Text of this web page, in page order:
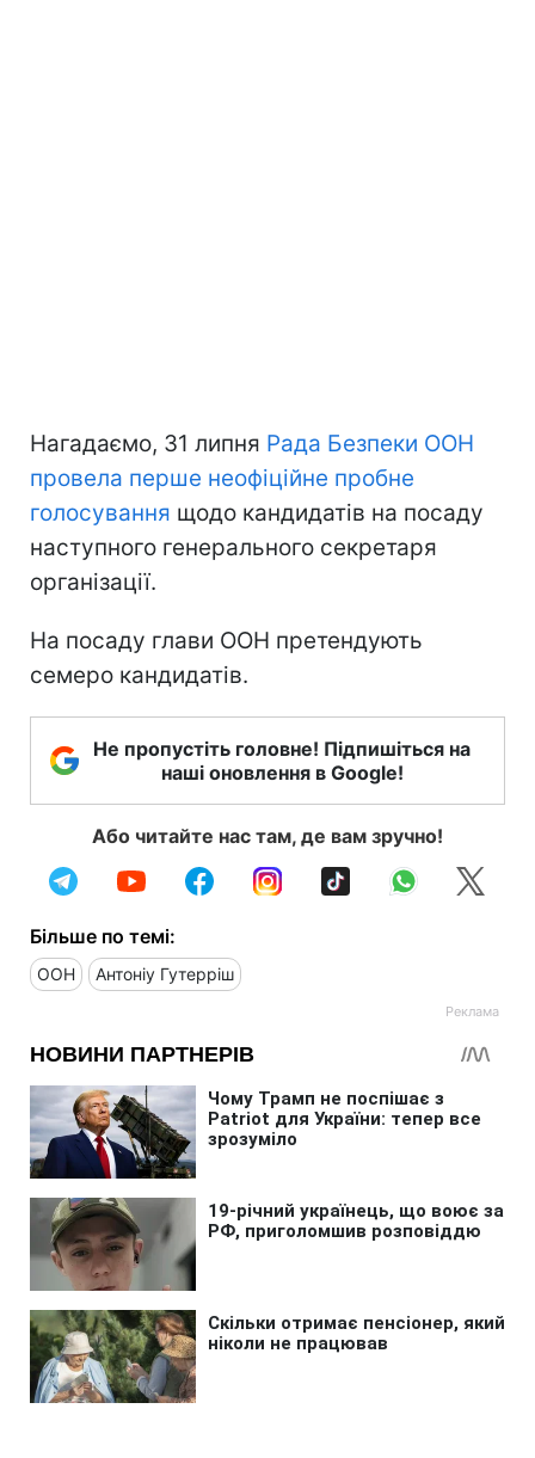
Нагадаємо, 31 липня Рада Безпеки ООН
провела перше неофіційне пробне
голосування щодо кандидатів на посаду
наступного генерального секретаря
організації.
На посаду глави ООН претендують
семеро кандидатів.
Не пропустіть головне! Підпишіться на
наші оновлення в Google!
Або читайте нас там, де вам зручно!
Більше по темі:
ООН Антоніу Гутерріш